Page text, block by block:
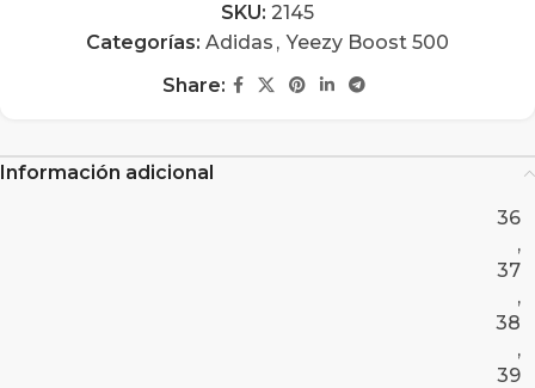
SKU: 2145
Categorías: Adidas , Yeezy Boost 500
Share:
Información adicional
36
,
37
,
38
,
39